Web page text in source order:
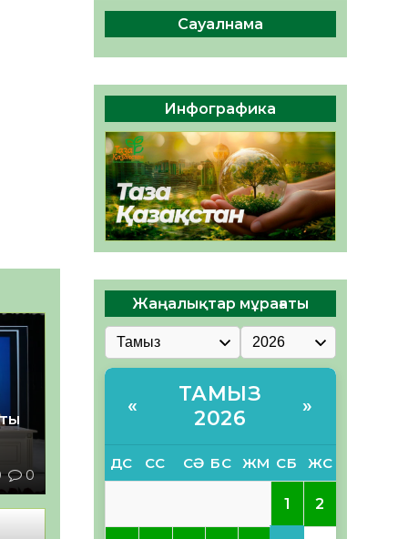
0
Руслан Рүстемұлы облыс
әкімінің кеңесшісі болып
тағайындалды
05.08.2026
44 0
Сауалнама
Инфографика
Жаңалықтар мұрағаты
«
ТАМЫЗ
2026
»
ДС СС СӘ БС ЖМ СБ ЖС
1 2